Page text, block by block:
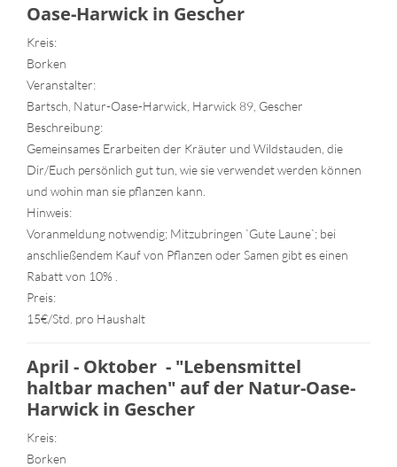
Oase-Harwick in Gescher
Kreis:
Borken
Veranstalter:
Bartsch, Natur-Oase-Harwick, Harwick 89, Gescher
Beschreibung:
Gemeinsames Erarbeiten der Kräuter und Wildstauden, die
Dir/Euch persönlich gut tun, wie sie verwendet werden können
und wohin man sie pflanzen kann.
Hinweis:
Voranmeldung notwendig; Mitzubringen `Gute Laune`; bei
anschließendem Kauf von Pflanzen oder Samen gibt es einen
Rabatt von 10% .
Preis:
15€/Std. pro Haushalt
April - Oktober - "Lebensmittel
haltbar machen" auf der Natur-Oase-
Harwick in Gescher
Kreis:
Borken